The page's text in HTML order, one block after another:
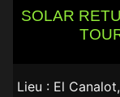
SOLAR
Lieu : El